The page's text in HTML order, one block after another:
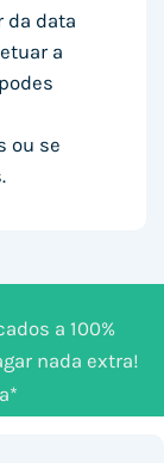
da data
a
ou se
a 100%
nada extra!